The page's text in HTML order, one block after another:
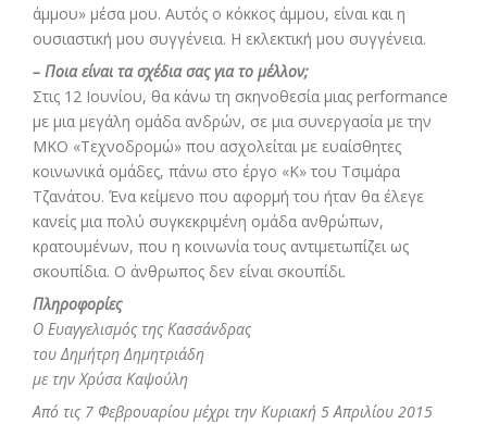
άμμου» μέσα μου. Αυτός ο κόκκος άμμου, είναι και η
ουσιαστική μου συγγένεια. Η εκλεκτική μου συγγένεια.
– Ποια είναι τα σχέδια σας για το μέλλον;
Στις 12 Ιουνίου, θα κάνω τη σκηνοθεσία μιας performance
με μια μεγάλη ομάδα ανδρών, σε μια συνεργασία με την
ΜΚΟ «Τεχνοδρομώ» που ασχολείται με ευαίσθητες
κοινωνικά ομάδες, πάνω στο έργο «Κ» του Τσιμάρα
Τζανάτου. Ένα κείμενο που αφορμή του ήταν θα έλεγε
κανείς μια πολύ συγκεκριμένη ομάδα ανθρώπων,
κρατουμένων, που η κοινωνία τους αντιμετωπίζει ως
σκουπίδια. Ο άνθρωπος δεν είναι σκουπίδι.
Πληροφορίες
Ο Ευαγγελισμός της Κασσάνδρας
του Δημήτρη Δημητριάδη
με την Χρύσα Καψούλη
Από τις 7 Φεβρουαρίου μέχρι την Κυριακή 5 Απριλίου 2015